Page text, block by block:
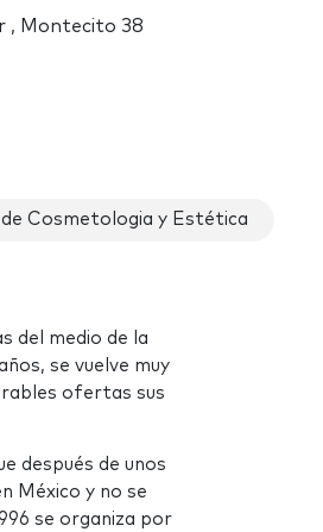
, Montecito 38
Cosmetologia y Estética
del medio de la
se vuelve muy
ofertas sus
después de unos
México y no se
se organiza por